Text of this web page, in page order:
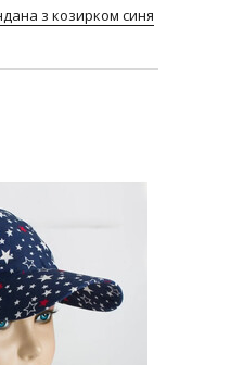
з козирком синя